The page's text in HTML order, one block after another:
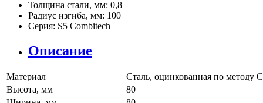
Толщина стали, мм: 0,8
Радиус изгиба, мм: 100
Серия: S5 Combitech
Описание
Материал
Сталь, оцинкованная по методу
Высота, мм
80